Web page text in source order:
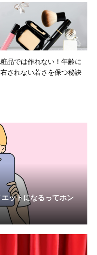
品では作れない！年齢に
されない若さを保つ秘訣
ットになるってホン